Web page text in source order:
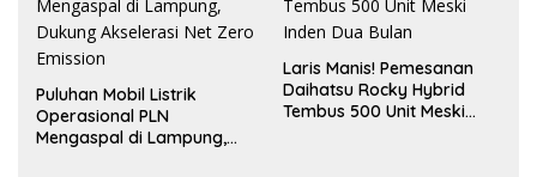
Puluhan Mobil Listrik
Operasional PLN
Mengaspal di Lampung,
Laris Manis! Pemesanan
Daihatsu Rocky Hybrid
Tembus 500 Unit Meski